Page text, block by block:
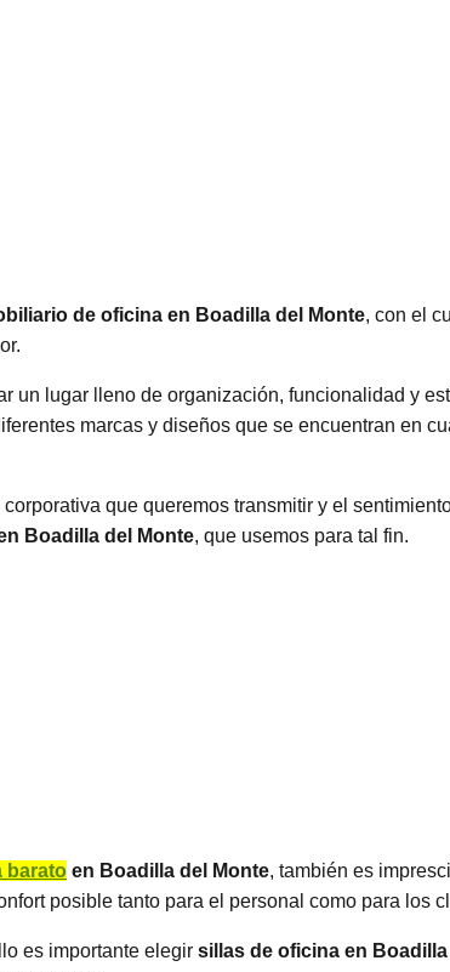
de oficina en Boadilla del Monte, con el
un lugar lleno de organización, funcionalidad y
marcas y diseños que se encuentran en
que queremos transmitir y el
Boadilla del Monte, que usemos para tal fin.
barato en Boadilla del Monte, también es
posible tanto para el personal como para los
es importante elegir sillas de oficina en